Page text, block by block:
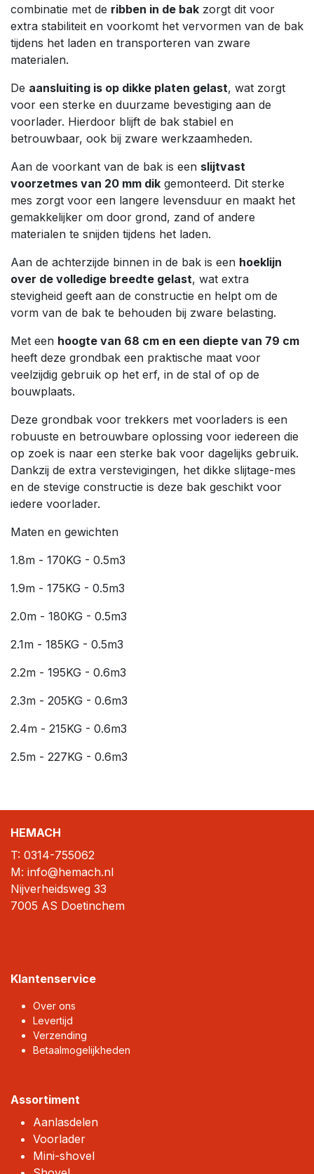
combinatie met de ribben in de bak zorgt dit voor
extra stabiliteit en voorkomt het vervormen van de bak
tijdens het laden en transporteren van zware
materialen.
De aansluiting is op dikke platen gelast, wat zorgt
voor een sterke en duurzame bevestiging aan de
voorlader. Hierdoor blijft de bak stabiel en
betrouwbaar, ook bij zware werkzaamheden.
Aan de voorkant van de bak is een slijtvast
voorzetmes van 20 mm dik gemonteerd. Dit sterke
mes zorgt voor een langere levensduur en maakt het
gemakkelijker om door grond, zand of andere
materialen te snijden tijdens het laden.
Aan de achterzijde binnen in de bak is een hoeklijn
over de volledige breedte gelast, wat extra
stevigheid geeft aan de constructie en helpt om de
vorm van de bak te behouden bij zware belasting.
Met een hoogte van 68 cm en een diepte van 79 cm
heeft deze grondbak een praktische maat voor
veelzijdig gebruik op het erf, in de stal of op de
bouwplaats.
Deze grondbak voor trekkers met voorladers is een
robuuste en betrouwbare oplossing voor iedereen die
op zoek is naar een sterke bak voor dagelijks gebruik.
Dankzij de extra verstevigingen, het dikke slijtage-mes
en de stevige constructie is deze bak geschikt voor
iedere voorlader.
Maten en gewichten
1.8m - 170KG - 0.5m3
1.9m - 175KG - 0.5m3
2.0m - 180KG - 0.5m3
2.1m - 185KG - 0.5m3
2.2m - 195KG - 0.6m3
2.3m - 205KG - 0.6m3
2.4m - 215KG - 0.6m3
2.5m - 227KG - 0.6m3
HEMACH
T: 0314-755062
M: info@hemach.nl
Nijverheidsweg 33
7005 AS Doetinchem
Klantenservice
Over ons
Levertijd
Verzending
Betaalmogelijkheden
Assortiment
Aanlasdelen
Voorlader
Mini-shovel